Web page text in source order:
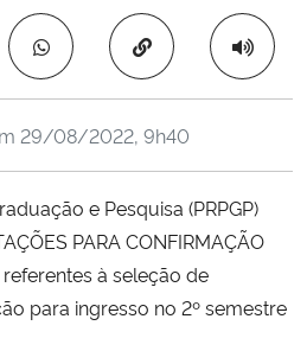
Inovações e Comunicações
Copiar para área
29/08/2022, 9h40
e Pesquisa (PRPGP)
PARA CONFIRMAÇÃO
referentes à seleção de
para ingresso no 2º semestre